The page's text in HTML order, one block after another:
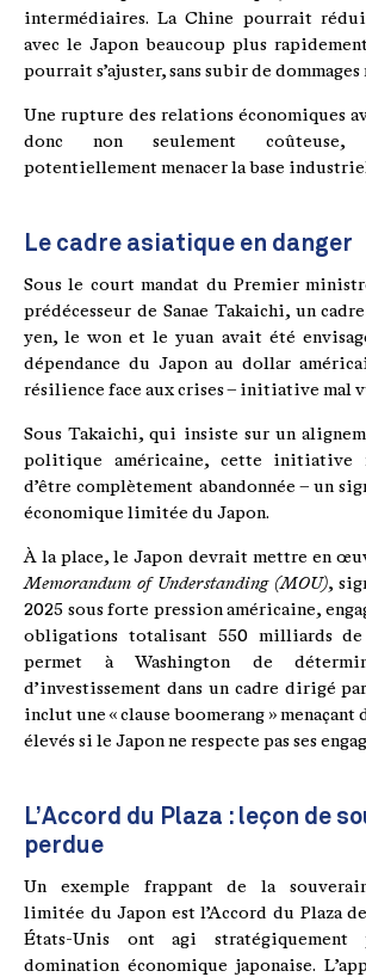
intermédiaires. La Chine pourrait
avec le Japon beaucoup plus
pourrait s’ajuster, sans subir de dommages
Une rupture des relations économiques
donc non seulement
potentiellement menacer la base
Le cadre asiatique en danger
Sous le court mandat du Premier
prédécesseur de Sanae Takaichi, un
yen, le won et le yuan avait été
dépendance du Japon au dollar
résilience face aux crises – initiative mal
Sous Takaichi, qui insiste sur un
politique américaine, cette initiative
d’être complètement abandonnée – un
économique limitée du Japon.
À la place, le Japon devrait mettre en
Memorandum of Understanding (MOU),
2025 sous forte pression américaine,
obligations totalisant 550 milliards de
permet à Washington de
d’investissement dans un cadre dirigé
inclut une « clause boomerang »
élevés si le Japon ne respecte pas ses
L’Accord du Plaza : leçon de
perdue
Un exemple frappant de la
limitée du Japon est l’Accord du Plaza
États-Unis ont agi
domination économique japonaise.